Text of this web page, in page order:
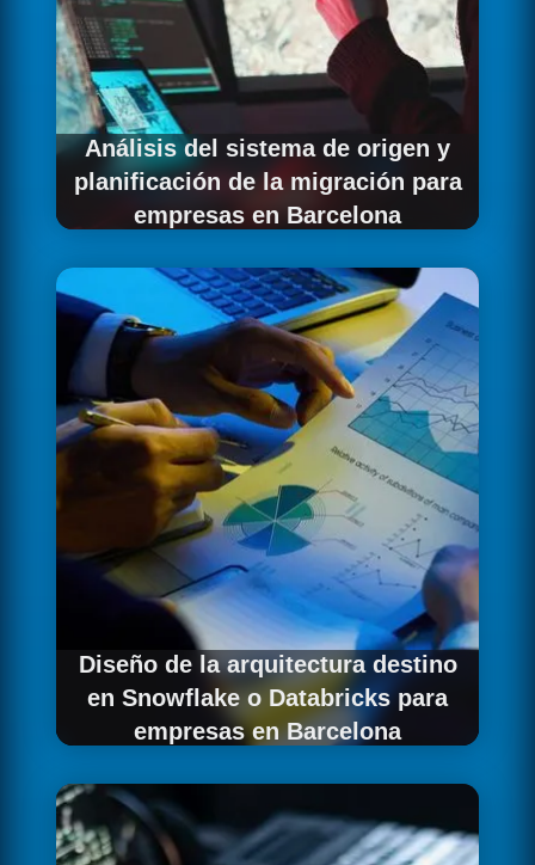
Análisis del sistema de origen y
planificación de la migración para
empresas en Barcelona
sistema origen de tu empresa barcelonesa:
tablas y volúmenes, dependencias entre
componentes, pipelines existentes,
aplicaciones conectadas y criticidad de
negocio de cada componente. Este inventario
es la base del plan de migración, que define el
orden, las fases y los criterios de éxito para
cada elemento migrado.
Diseño de la arquitectura destino
en Snowflake o Databricks para
empresas en Barcelona
plataforma destino para tu empresa
barcelonesa: organización de bases de datos
y esquemas, modelo de roles y permisos,